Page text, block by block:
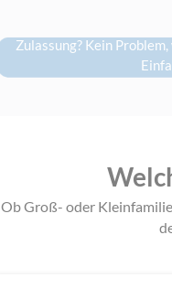
Zulassung? Kein
Ob Groß- oder